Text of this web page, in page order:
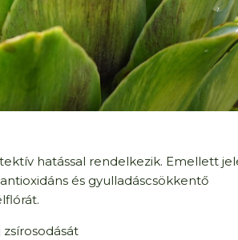
hatással rendelkezik. Emellett
és gyulladáscsökkentő